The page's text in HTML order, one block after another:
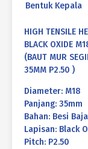
Bentuk Kepala
HIGH TENSILE
BLACK OXIDE
(BAUT MUR
35MM P2.50 )
Diameter: M18
Panjang: 35mm
Bahan: Besi Baja
Lapisan: Black
Pitch: P2.50